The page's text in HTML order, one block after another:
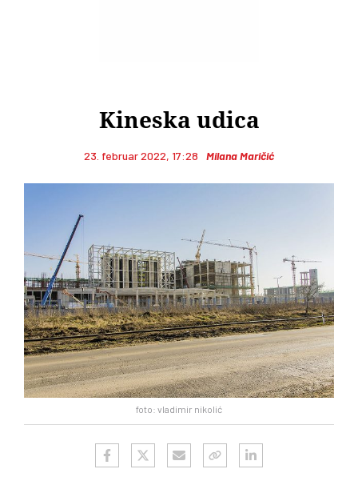
Kineska udica
23. februar 2022, 17:28 Milana Maričić
foto: vladimir nikolić